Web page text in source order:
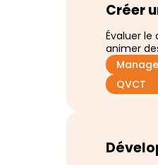
Créer
Évaluer
animer
QVCT